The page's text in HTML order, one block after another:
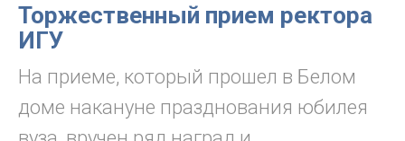
Торжественный прием ректора
ИГУ
На приеме, который прошел в Белом
доме накануне празднования юбилея